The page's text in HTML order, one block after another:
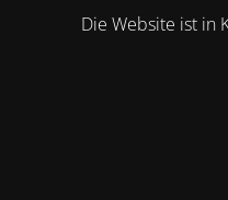
Die Website ist in